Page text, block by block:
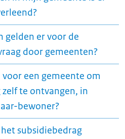
gelden er voor de
door gemeenten?
een gemeente om
te ontvangen, in
bewoner?
subsidiebedrag